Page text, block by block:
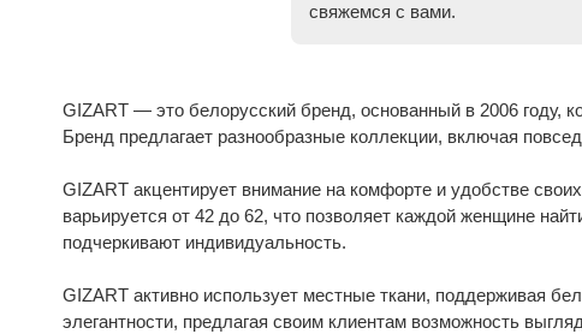
свяжемся с вами.
GIZART — это белорусский бренд, основанный в 2006 году,
Бренд предлагает разнообразные коллекции, включая
GIZART акцентирует внимание на комфорте и удобстве
варьируется от 42 до 62, что позволяет каждой женщине
подчеркивают индивидуальность.
GIZART активно использует местные ткани, поддерживая
элегантности, предлагая своим клиентам возможность